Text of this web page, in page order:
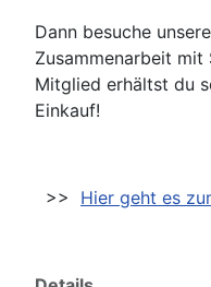
Dann besuche
Zusammenarbeit
Mitglied erhältst du
Einkauf!
>> Hier geht es